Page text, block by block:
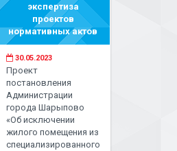
экспертиза
проектов
нормативных актов
30.05.2023
Проект
постановления
Администрации
города Шарыпово
«Об исключении
жилого помещения из
специализированного